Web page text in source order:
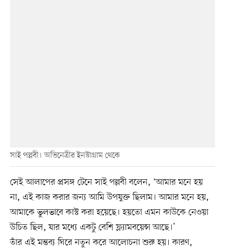
সাই পল্লবী। অভিনেত্রীর ইনস্টাগ্রাম থেকে
সেই আলাপের প্রসঙ্গ টেনে সাই পল্লবী বলেন, ‘আমার মনে হয়
না, এই কাজ করার জন্য আমি উপযুক্ত ছিলাম। আমার মনে হয়,
আমাকে ভুলভাবে কাস্ট করা হয়েছে। হয়তো এমন কাউকে নেওয়া
উচিত ছিল, যার মধ্যে একটু বেশি ফ্ল্যামবয়েন্স আছে।’
তাঁর এই মন্তব্য ঘিরে নতুন করে আলোচনা শুরু হয়। কারণ,